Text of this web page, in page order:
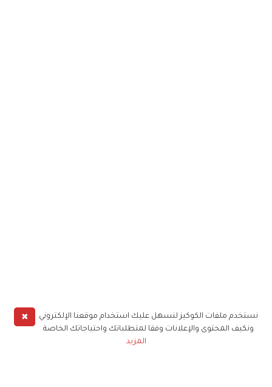
✖
نستخدم ملفات الكوكيز لنسهل عليك استخدام موقعنا الإلكتروني
ونكيف المحتوى والإعلانات وفقا لمتطلباتك واحتياجاتك الخاصة
المزيد